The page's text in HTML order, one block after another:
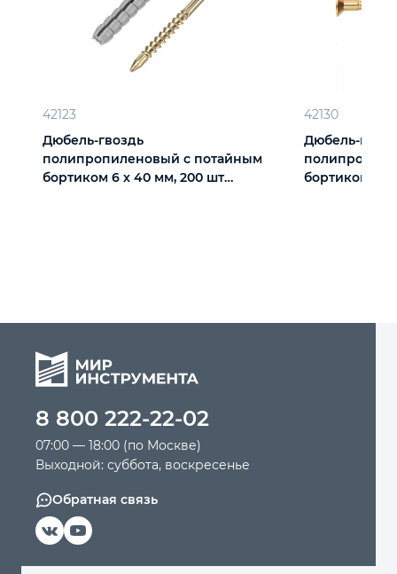
42123
Дюбель-гвоздь
полипропиленовый с потайным
бортиком 6 х 40 мм, 200 шт
42130
Дюбель-
бортиком 6 х
8 800 222-22-02
07:00 — 18:00 (по Москве)
Выходной: суббота, воскресенье
Обратная связь